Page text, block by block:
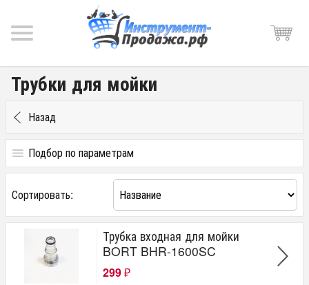
Трубки для мойки
Назад
Подбор по параметрам
Цена
от до
Производитель
BORT
Сортировать:
Трубка входная для мойки
BORT BHR-1600SC
299 ₽